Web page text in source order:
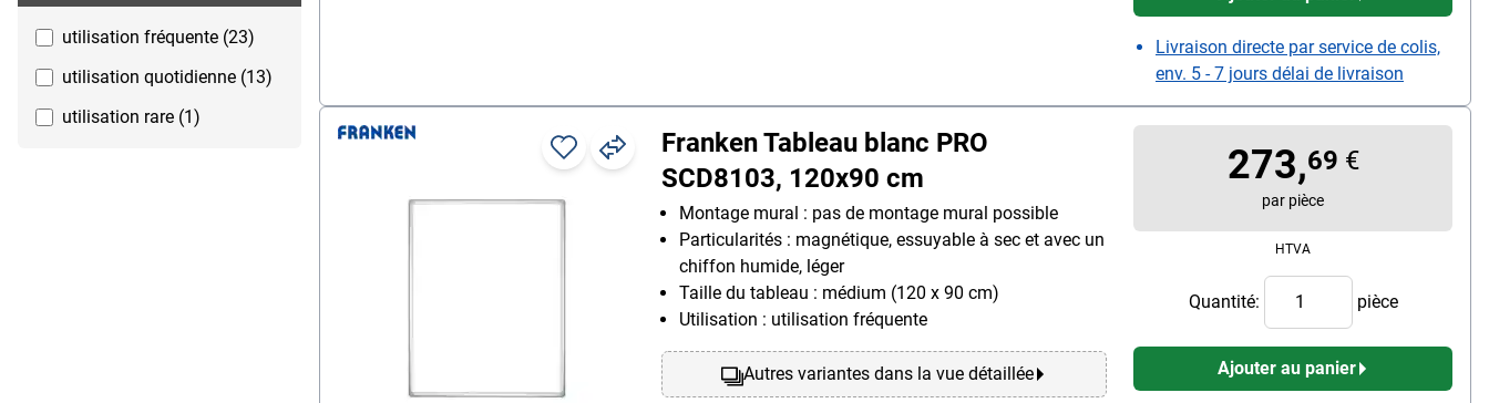
utilisation fréquente (23)
utilisation quotidienne (13)
utilisation rare (1)
Livraison directe par service de colis,
env. 5 - 7 jours délai de livraison
Franken Tableau blanc PRO
SCD8103, 120x90 cm
Montage mural : pas de montage mural possible
Particularités : magnétique, essuyable à sec et avec un
chiffon humide, léger
Taille du tableau : médium (120 x 90 cm)
Utilisation : utilisation fréquente
Autres variantes dans la vue détaillée
273,69 €
par pièce
HTVA
Quantité: pièce
Ajouter au panier